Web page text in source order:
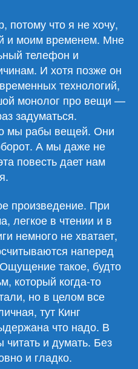
потому что я не хочу,
и моим временем. Мне
телефон и
И хотя позже он
технологий,
монолог про вещи —
задуматься.
мы рабы вещей. Они
А мы даже не
повесть дает нам
произведение. При
легкое в чтении и в
немного не хватает,
наперед
такое, будто
который когда-то
но в целом все
тут Кинг
что надо. В
читать и думать. Без
и гладко.